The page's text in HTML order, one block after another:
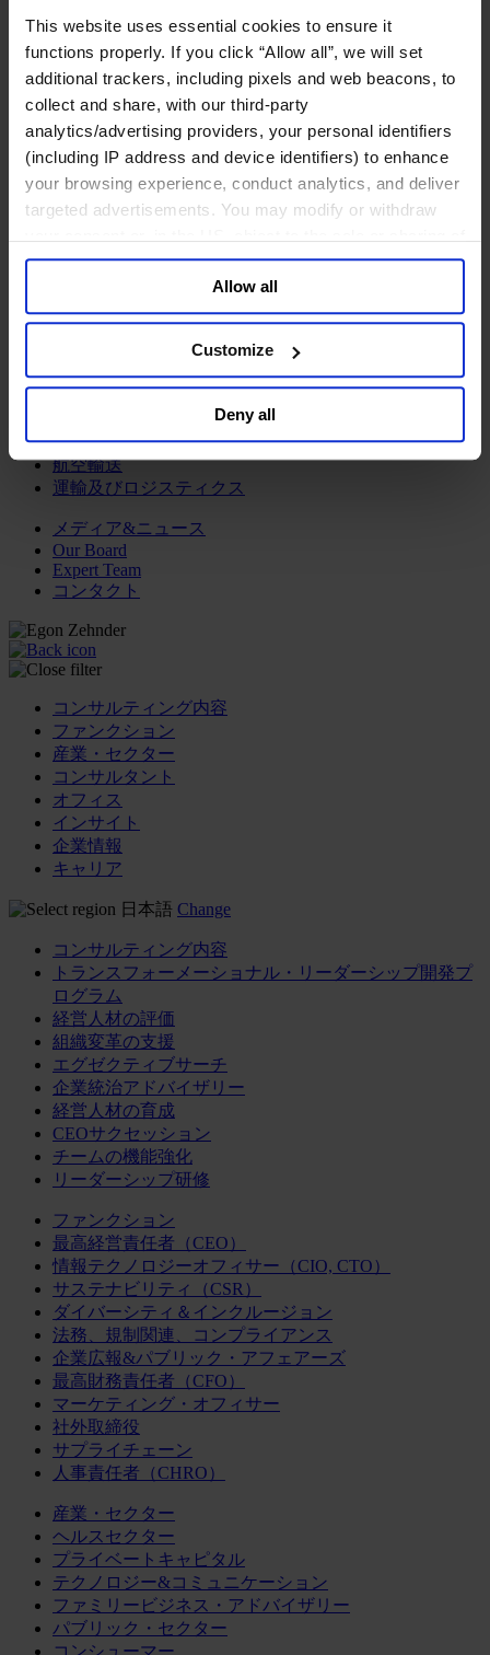
This website uses essential cookies to ensure it
functions properly. If you click “Allow all”, we will set
additional trackers, including pixels and web beacons, to
collect and share, with our third-party
analytics/advertising providers, your personal identifiers
(including IP address and device identifiers) to enhance
your browsing experience, conduct analytics, and deliver
targeted advertisements. You may modify or withdraw
your data for targeted advertising, by clicking “Do Not
Sell or Share My Personal Information” in the footer of
the website. You must opt-out of each device and each
browser. For additional information and retention terms
general collection and use of personal information see
Allow all
Customize
Deny all
金融サービス
アセットマネジメント
インフラ事業
ウェルスマネジメント
デジタル資産、暗号資産、Web3
プライベート・エクイティ
リスクマネジメント
保険
投資銀行及びマーケット
金融テクノロジー（フィンテック）
サービス
ビジネスサービス
プロフェッショナルサービス
ホスピタリティ、旅行・レジャー
不動産
航空輸送
運輸及びロジスティクス
メディア&ニュース
Our Board
Expert Team
コンタクト
コンサルティング内容
ファンクション
産業・セクター
コンサルタント
オフィス
インサイト
企業情報
キャリア
日本語 Change
コンサルティング内容
トランスフォーメーショナル・リーダーシップ開発プ
ログラム
経営人材の評価
組織変革の支援
エグゼクティブサーチ
企業統治アドバイザリー
経営人材の育成
CEOサクセッション
チームの機能強化
リーダーシップ研修
ファンクション
最高経営責任者（CEO）
情報テクノロジーオフィサー（CIO, CTO）
サステナビリティ（CSR）
ダイバーシティ＆インクルージョン
法務、規制関連、コンプライアンス
企業広報&パブリック・アフェアーズ
最高財務責任者（CFO）
マーケティング・オフィサー
社外取締役
サプライチェーン
人事責任者（CHRO）
産業・セクター
ヘルスセクター
プライベートキャピタル
テクノロジー&コミュニケーション
ファミリービジネス・アドバイザリー
パブリック・セクター
コンシューマー